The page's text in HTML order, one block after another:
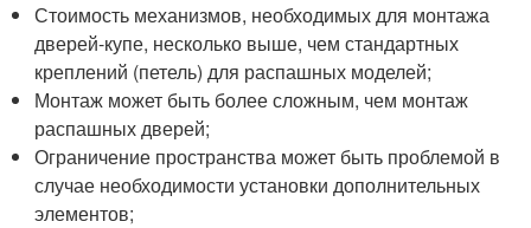
Стоимость механизмов, необходимых для монтажа
дверей-купе, несколько выше, чем стандартных
креплений (петель) для распашных моделей;
Монтаж может быть более сложным, чем монтаж
распашных дверей;
Ограничение пространства может быть проблемой в
случае необходимости установки дополнительных
элементов;